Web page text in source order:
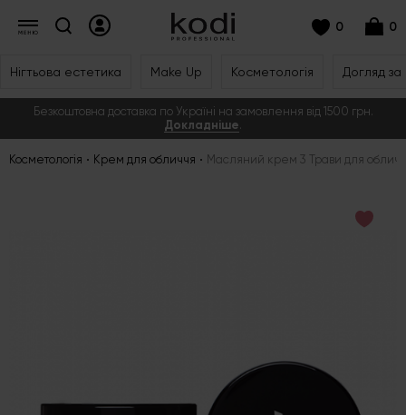
0 0
Нігтьова естетика Make Up Косметологія Догляд
Безкоштовна доставка по Україні на замовлення від 1500 грн.
Докладніше.
Косметологія Крем для обличчя Масляний крем 3 Трави для